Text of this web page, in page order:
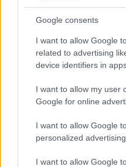
Google consents
I want to allow Google
related to advertising
device identifiers in
I want to allow my user
Google for online
I want to allow Google
personalized advertising.
I want to allow Google
Sigue leyendo
NOTICIAS